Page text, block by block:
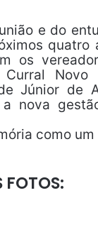
e do
quatro
os
Júnior de
nova
como